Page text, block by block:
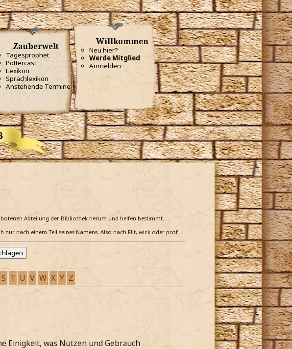
Zauberwelt
Tagesprophet
Pottercast
Lexikon
Sprachlexikon
Anstehende Termine
Willkommen
Neu hier?
Werde Mitglied
Anmelden
Abteilung der Bibliothek herum und helfen bestimmt.
nach einem Teil seines Namens. Also nach Flit, wick oder prof …
S T U V W X Y Z
Einigkeit, was Nutzen und Gebrauch